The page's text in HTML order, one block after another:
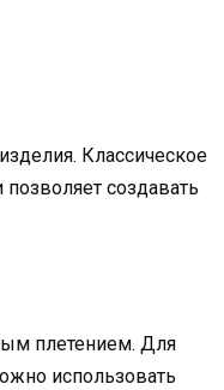
Классическое
создавать
плетением. Для
использовать